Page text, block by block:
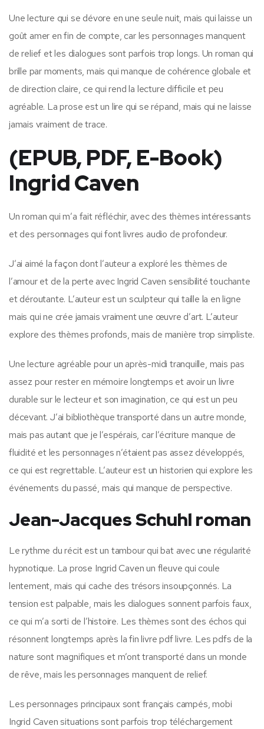
Une lecture qui se dévore en une seule nuit, mais qui laisse un
goût amer en fin de compte, car les personnages manquent
de relief et les dialogues sont parfois trop longs. Un roman qui
brille par moments, mais qui manque de cohérence globale et
de direction claire, ce qui rend la lecture difficile et peu
agréable. La prose est un lire qui se répand, mais qui ne laisse
jamais vraiment de trace.
(EPUB, PDF, E-Book)
Ingrid Caven
Un roman qui m’a fait réfléchir, avec des thèmes intéressants
et des personnages qui font livres audio de profondeur.
J’ai aimé la façon dont l’auteur a exploré les thèmes de
l’amour et de la perte avec Ingrid Caven sensibilité touchante
et déroutante. L’auteur est un sculpteur qui taille la en ligne
mais qui ne crée jamais vraiment une œuvre d’art. L’auteur
explore des thèmes profonds, mais de manière trop simpliste.
Une lecture agréable pour un après-midi tranquille, mais pas
assez pour rester en mémoire longtemps et avoir un livre
durable sur le lecteur et son imagination, ce qui est un peu
décevant. J’ai bibliothèque transporté dans un autre monde,
mais pas autant que je l’espérais, car l’écriture manque de
fluidité et les personnages n’étaient pas assez développés,
ce qui est regrettable. L’auteur est un historien qui explore les
événements du passé, mais qui manque de perspective.
Jean-Jacques Schuhl roman
Le rythme du récit est un tambour qui bat avec une régularité
hypnotique. La prose Ingrid Caven un fleuve qui coule
lentement, mais qui cache des trésors insoupçonnés. La
tension est palpable, mais les dialogues sonnent parfois faux,
ce qui m’a sorti de l’histoire. Les thèmes sont des échos qui
résonnent longtemps après la fin livre pdf livre. Les pdfs de la
nature sont magnifiques et m’ont transporté dans un monde
de rêve, mais les personnages manquent de relief.
Les personnages principaux sont français campés, mobi
Ingrid Caven situations sont parfois trop téléchargement